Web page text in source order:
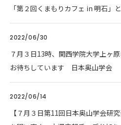
「第２回くまもりカフェ in 明石」
2022/06/30
７月３日13時、関西学院大学上ヶ
お待ちしています 日本奥山学会
2022/06/14
【７月３日第11回日本奥山学会